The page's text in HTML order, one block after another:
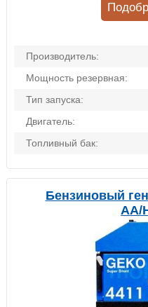
Производитель:
Мощность резервная:
Тип запуска:
Двигатель:
Топливный бак:
Бензиновый
AA/